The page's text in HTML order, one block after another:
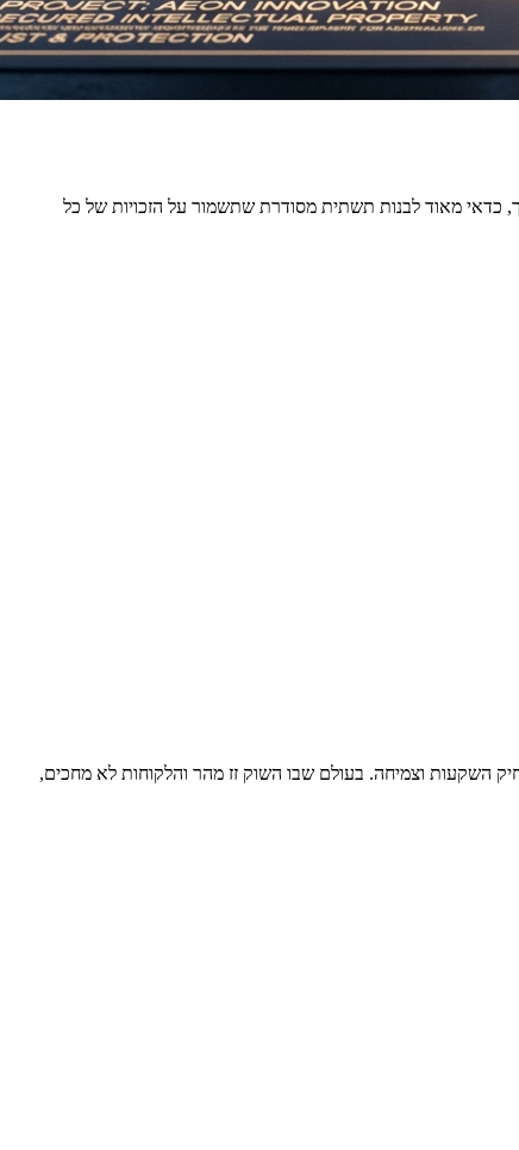
כדאי מאוד לבנות תשתית מסודרת שתשמור על הזכויות של כל
השקעות וצמיחה. בעולם שבו השוק זז מהר והלקוחות לא מחכים,